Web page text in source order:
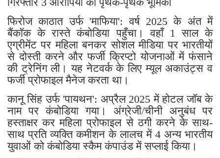
​फिरोज काठात उर्फ 'माफिया': वर्ष 2025 के अंत में
बैंकॉक के रास्ते कंबोडिया पहुँचा। वहाँ 1 साल के
एग्रीमेंट पर महिला बनकर सोशल मीडिया पर भारतीयों
से दोस्ती करने और फर्जी क्रिप्टो योजनाओं में फंसाने
की ट्रेनिंग ली। यह नेटवर्क के लिए म्यूल अकाउंट्स व
फर्जी प्रोफाइल मैनेज करता था।
​कानू सिंह उर्फ 'पायथन': अप्रैल 2025 में होटल जॉब के
नाम पर कंबोडिया गया। अंग्रेजी/चीनी अनुबंध पर
हस्ताक्षर कर महिला प्रोफाइल से ठगी करने के साथ-
साथ प्रति व्यक्ति कमीशन के लालच में 4 अन्य भारतीय
युवाओं को कंबोडिया स्कैम कंपाउंड में सप्लाई किया।